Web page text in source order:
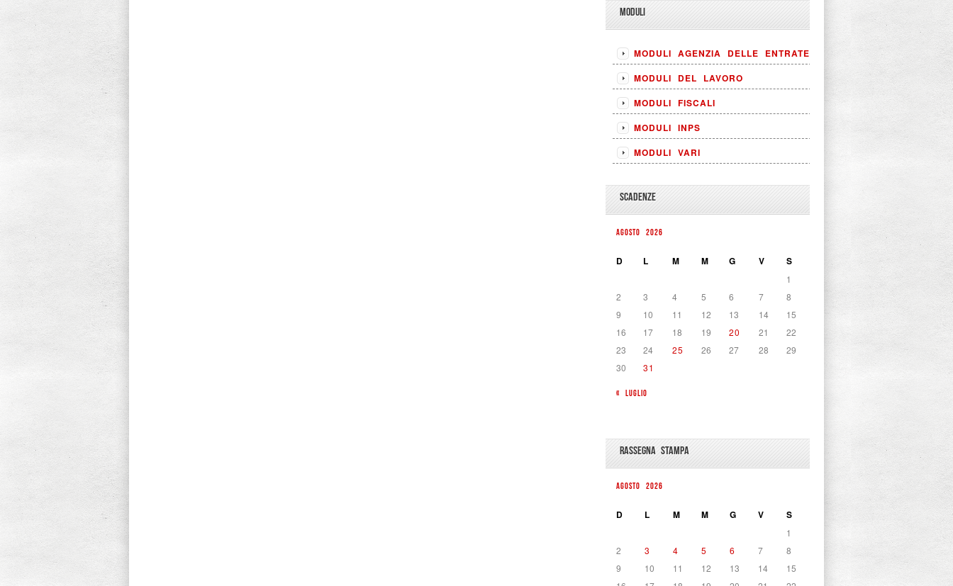
MODULI
MODULI AGENZIA DELLE ENTRATE
MODULI DEL LAVORO
MODULI FISCALI
MODULI INPS
MODULI VARI
SCADENZE
AGOSTO 2026
D L M M G V S
« LUGLIO
1
2
3 4 5 6 7
8
9
10 11 12 13 14
15
16
17 18 19 20 21
22
23
24 25 26 27 28
29
30
31
RASSEGNA STAMPA
AGOSTO 2026
D L M M G V S
1
2
3 4 5 6 7
8
9
10 11 12 13 14
15